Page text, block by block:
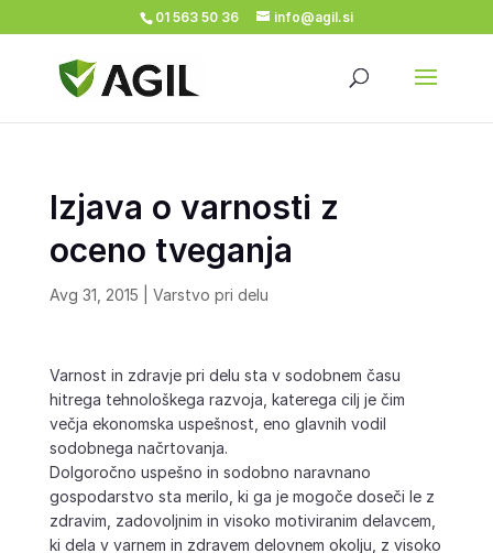
01 563 50 36 info@agil.si
Izjava o varnosti z
oceno tveganja
Avg 31, 2015 Varstvo pri delu
Varnost in zdravje pri delu sta v sodobnem času
hitrega tehnološkega razvoja, katerega cilj je čim
večja ekonomska uspešnost, eno glavnih vodil
sodobnega načrtovanja.
Dolgoročno uspešno in sodobno naravnano
gospodarstvo sta merilo, ki ga je mogoče doseči le z
zdravim, zadovoljnim in visoko motiviranim delavcem,
ki dela v varnem in zdravem delovnem okolju, z visoko